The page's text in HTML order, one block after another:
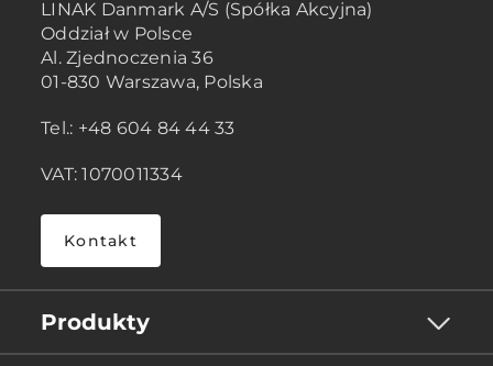
LINAK Danmark A/S (Spółka Akcyjna)
Oddział w Polsce
Al. Zjednoczenia 36
01-830 Warszawa, Polska
Tel.: +48 604 84 44 33
VAT: 1070011334
Kontakt
Produkty